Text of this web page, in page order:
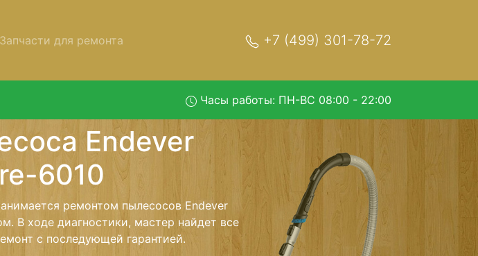
Запчасти для ремонта +7 (499) 301-78-72
Часы работы: ПН-ВС 08:00 - 22:00
Spectre-6010 с
в сервис
с вывозом в сервисный центр и обратно -
специалист заберет Ваш пылесос для
Оговоренная стоимость ремонта
видеотехники обратно.